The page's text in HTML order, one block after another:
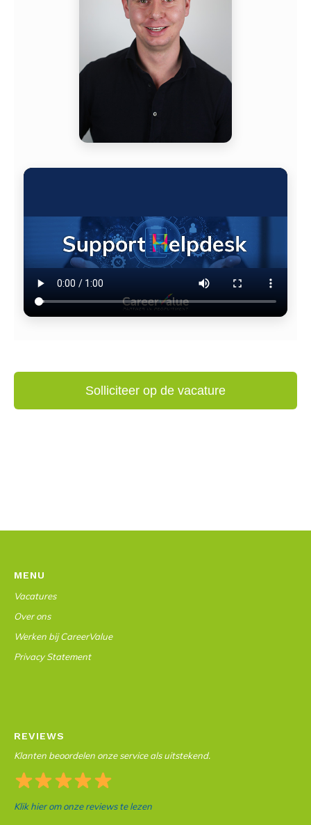
MENU
Vacatures
Over ons
Werken bij CareerValue
Privacy Statement
REVIEWS
Klanten beoordelen onze service als uitstekend.
Klik hier om onze reviews te lezen